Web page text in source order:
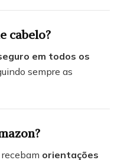
cabelo?
em todos os
sempre as
orientações